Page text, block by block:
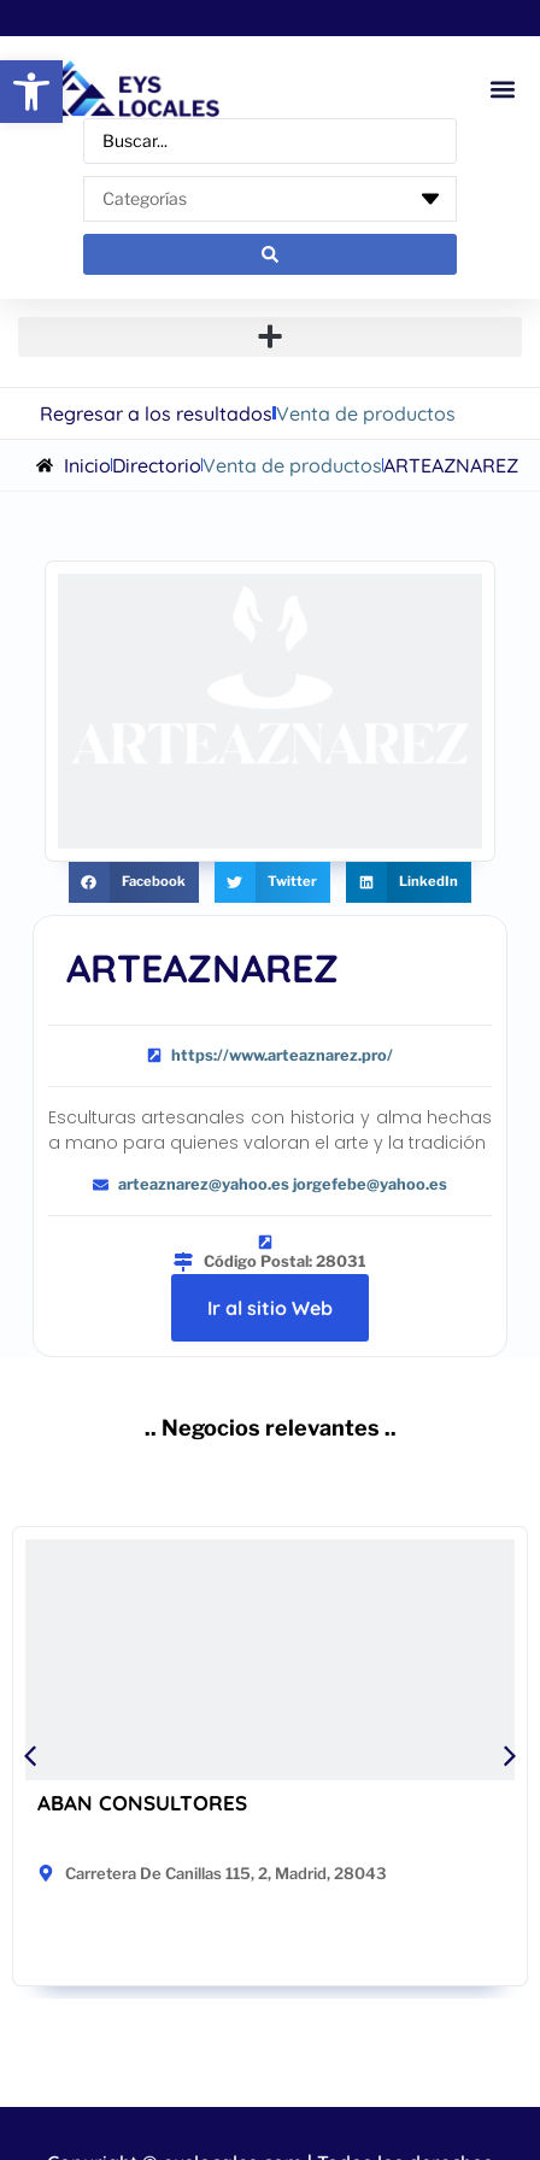
Abrir barra de herramientas
Regresar a los resultadosVenta de productos
InicioDirectorioVenta de productosARTEAZNAREZ
ARTEAZNAREZ
https://www.arteaznarez.pro/
Esculturas artesanales con historia y alma hechas
a mano para quienes valoran el arte y la tradición
arteaznarez@yahoo.es jorgefebe@yahoo.es
Código Postal: 28031
Ir al sitio Web
Facebook Twitter LinkedIn
.. Negocios relevantes ..
ABAN CONSULTORES
Carretera De Canillas 115, 2, Madrid, 28043